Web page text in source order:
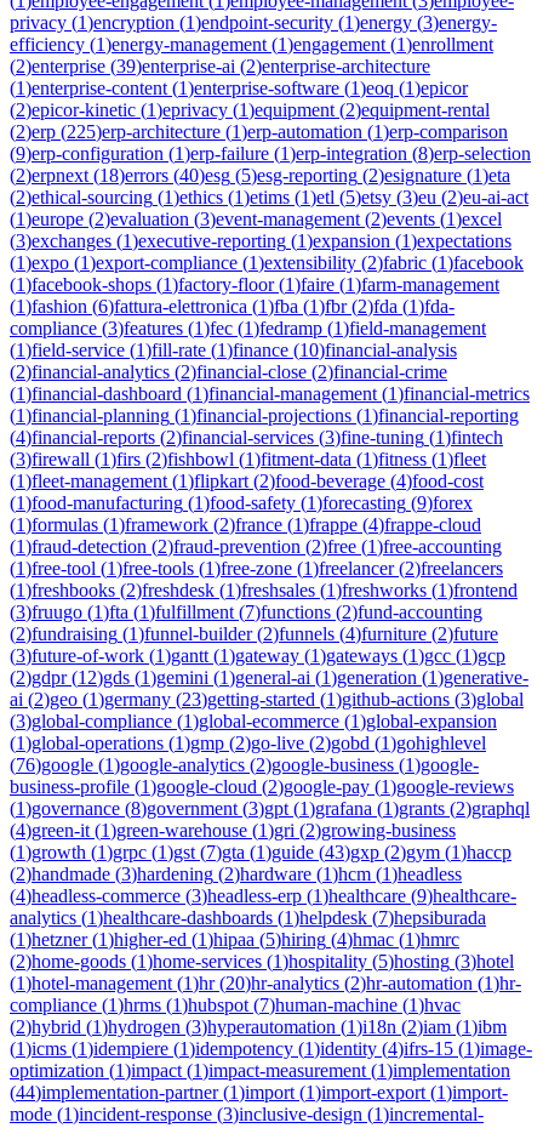
privacy (1)encryption (1)endpoint-security (1)energy (3)energy-
efficiency (1)energy-management (1)engagement (1)enrollment
(2)enterprise (39)enterprise-ai (2)enterprise-architecture
(1)enterprise-content (1)enterprise-software (1)eoq (1)epicor
(2)epicor-kinetic (1)eprivacy (1)equipment (2)equipment-rental
(2)erp (225)erp-architecture (1)erp-automation (1)erp-comparison
(9)erp-configuration (1)erp-failure (1)erp-integration (8)erp-selection
(2)erpnext (18)errors (40)esg (5)esg-reporting (2)esignature (1)eta
(2)ethical-sourcing (1)ethics (1)etims (1)etl (5)etsy (3)eu (2)eu-ai-act
(1)europe (2)evaluation (3)event-management (2)events (1)excel
(3)exchanges (1)executive-reporting (1)expansion (1)expectations
(1)expo (1)export-compliance (1)extensibility (2)fabric (1)facebook
(1)facebook-shops (1)factory-floor(1)faire (1)farm-management
(1)fashion (6)fattura-elettronica (1)fba (1)fbr(2)fda (1)fda-
compliance (3)features (1)fec (1)fedramp (1)field-management
(1)field-service (1)fill-rate (1)finance (10)financial-analysis
(2)financial-analytics (2)financial-close (2)financial-crime
(1)financial-dashboard (1)financial-management (1)financial-metrics
(1)financial-planning (1)financial-projections (1)financial-reporting
(4)financial-reports (2)financial-services (3)fine-tuning (1)fintech
(3)firewall (1)firs (2)fishbowl (1)fitment-data (1)fitness (1)fleet
(1)fleet-management (1)flipkart (2)food-beverage (4)food-cost
(1)food-manufacturing (1)food-safety (1)forecasting (9)forex
(1)formulas (1)framework (2)france (1)frappe (4)frappe-cloud
(1)fraud-detection (2)fraud-prevention (2)free (1)free-accounting
(1)free-tool (1)free-tools (1)free-zone (1)freelancer(2)freelancers
(1)freshbooks (2)freshdesk (1)freshsales (1)freshworks (1)frontend
(3)fruugo (1)fta (1)fulfillment (7)functions (2)fund-accounting
(2)fundraising (1)funnel-builder(2)funnels (4)furniture (2)future
(3)future-of-work (1)gantt (1)gateway (1)gateways (1)gcc (1)gcp
(2)gdpr(12)gds (1)gemini (1)general-ai (1)generation (1)generative-
ai (2)geo (1)germany (23)getting-started (1)github-actions (3)global
(3)global-compliance (1)global-ecommerce (1)global-expansion
(1)global-operations (1)gmp (2)go-live (2)gobd (1)gohighlevel
(76)google (1)google-analytics (2)google-business (1)google-
business-profile (1)google-cloud (2)google-pay (1)google-reviews
(1)governance (8)government (3)gpt (1)grafana (1)grants (2)graphql
(4)green-it (1)green-warehouse (1)gri (2)growing-business
(1)growth (1)grpc (1)gst (7)gta (1)guide (43)gxp (2)gym (1)haccp
(2)handmade (3)hardening (2)hardware (1)hcm (1)headless
(4)headless-commerce (3)headless-erp (1)healthcare (9)healthcare-
analytics (1)healthcare-dashboards (1)helpdesk (7)hepsiburada
(1)hetzner(1)higher-ed (1)hipaa (5)hiring (4)hmac (1)hmrc
(2)home-goods (1)home-services (1)hospitality (5)hosting (3)hotel
(1)hotel-management (1)hr(20)hr-analytics (2)hr-automation (1)hr-
compliance (1)hrms (1)hubspot (7)human-machine (1)hvac
(2)hybrid (1)hydrogen (3)hyperautomation (1)i18n (2)iam (1)ibm
(1)icms (1)idempiere (1)idempotency (1)identity (4)ifrs-15 (1)image-
optimization (1)impact (1)impact-measurement (1)implementation
(44)implementation-partner(1)import (1)import-export (1)import-
mode (1)incident-response (3)inclusive-design (1)incremental-